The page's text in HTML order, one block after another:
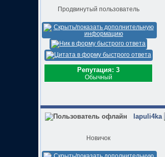
Продвинутый пользователь
Репутация: 3
Обычный
lapuli4ka
Новичок